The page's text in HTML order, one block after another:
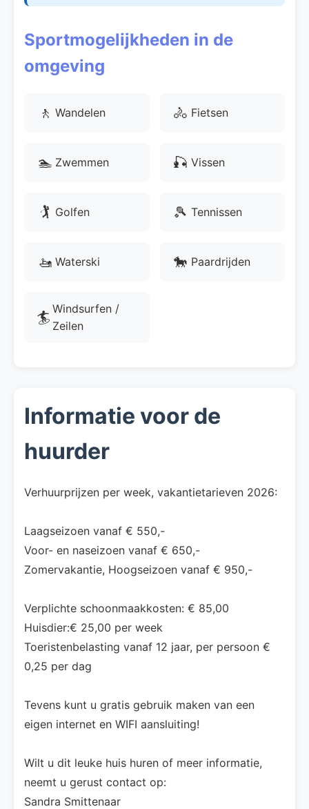
Sportmogelijkheden in de
omgeving
🚶 Wandelen 🚴 Fietsen
🏊 Zwemmen 🎣 Vissen
🏌 Golfen 🎾 Tennissen
🚤 Waterski 🐎 Paardrijden
🏄
Windsurfen /
Zeilen
Informatie voor de
huurder
Verhuurprijzen per week, vakantietarieven 2026:
Laagseizoen vanaf € 550,-
Voor- en naseizoen vanaf € 650,-
Zomervakantie, Hoogseizoen vanaf € 950,-
Verplichte schoonmaakkosten: € 85,00
Huisdier:€ 25,00 per week
Toeristenbelasting vanaf 12 jaar, per persoon €
0,25 per dag
Tevens kunt u gratis gebruik maken van een
eigen internet en WIFI aansluiting!
Wilt u dit leuke huis huren of meer informatie,
neemt u gerust contact op:
Sandra Smittenaar